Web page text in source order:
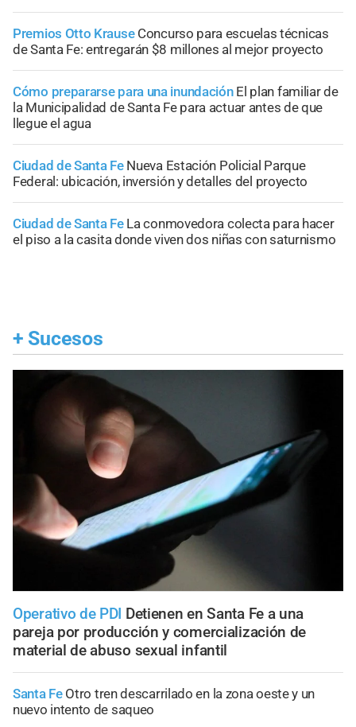
Premios Otto Krause Concurso para escuelas técnicas
de Santa Fe: entregarán $8 millones al mejor proyecto
Cómo prepararse para una inundación El plan familiar de
la Municipalidad de Santa Fe para actuar antes de que
llegue el agua
Ciudad de Santa Fe Nueva Estación Policial Parque
Federal: ubicación, inversión y detalles del proyecto
Ciudad de Santa Fe La conmovedora colecta para hacer
el piso a la casita donde viven dos niñas con saturnismo
+ Sucesos
Operativo de PDI Detienen en Santa Fe a una
pareja por producción y comercialización de
material de abuso sexual infantil
Santa Fe Otro tren descarrilado en la zona oeste y un
nuevo intento de saqueo